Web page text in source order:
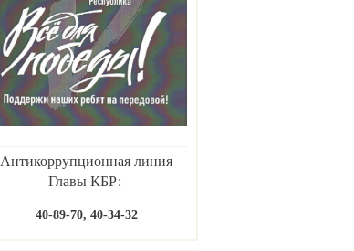
Антикоррупционная линия
Главы КБР:
40-89-70, 40-34-32